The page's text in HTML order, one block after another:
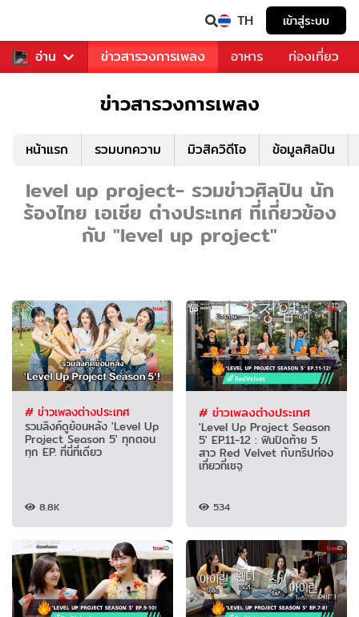
TH เข้าสู่ระบบ
อ่าน
ข่าวบันเทิง ข่าวสารวงการเพลง อาหาร ท่องเที่ยว
ข่าวสารวงการเพลง
หน้าแรก รวมบทความ มิวสิควิดีโอ ข้อมูลศิลปิน
level up project- รวมข่าวศิลปิน นัก
ร้องไทย เอเชีย ต่างประเทศ ที่เกี่ยวข้อง
กับ "level up project"
# ข่าวเพลงต่างประเทศ
รวมลิงค์ดูย้อนหลัง 'Level Up
Project Season 5' ทุกตอน
ทุก EP. ที่นี่ที่เดียว
8.8K
# ข่าวเพลงต่างประเทศ
'Level Up Project Season
5' EP.11-12 : ฟินปิดท้าย 5
สาว Red Velvet กับทริปท่อง
เที่ยวที่เชจู
534